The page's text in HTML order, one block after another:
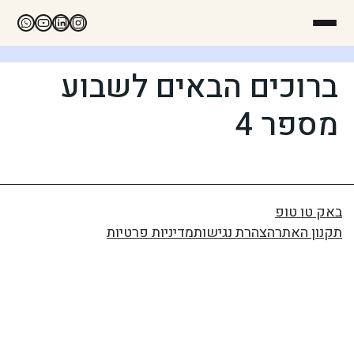
ברוכים הבאים לשבוע
מספר 4
באק טו טופ
תקנון האתרהצהרת נגישותמדיניות פרטיות